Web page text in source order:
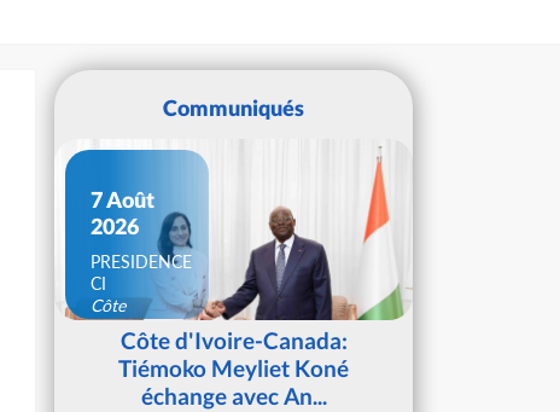
Communiqués
7 Août
2026
PRESIDENCE
CI
Côte
d'IvoireCôte d'Ivoire-Canada:
Tiémoko Meyliet Koné
échange avec An...